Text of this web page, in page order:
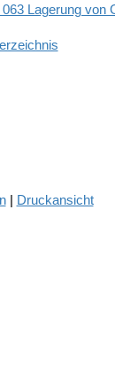
Lagerung von
| Druckansicht